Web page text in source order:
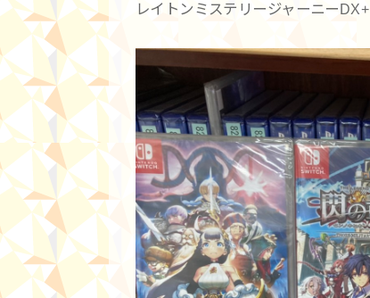
レイトンミステリージャーニーDX+